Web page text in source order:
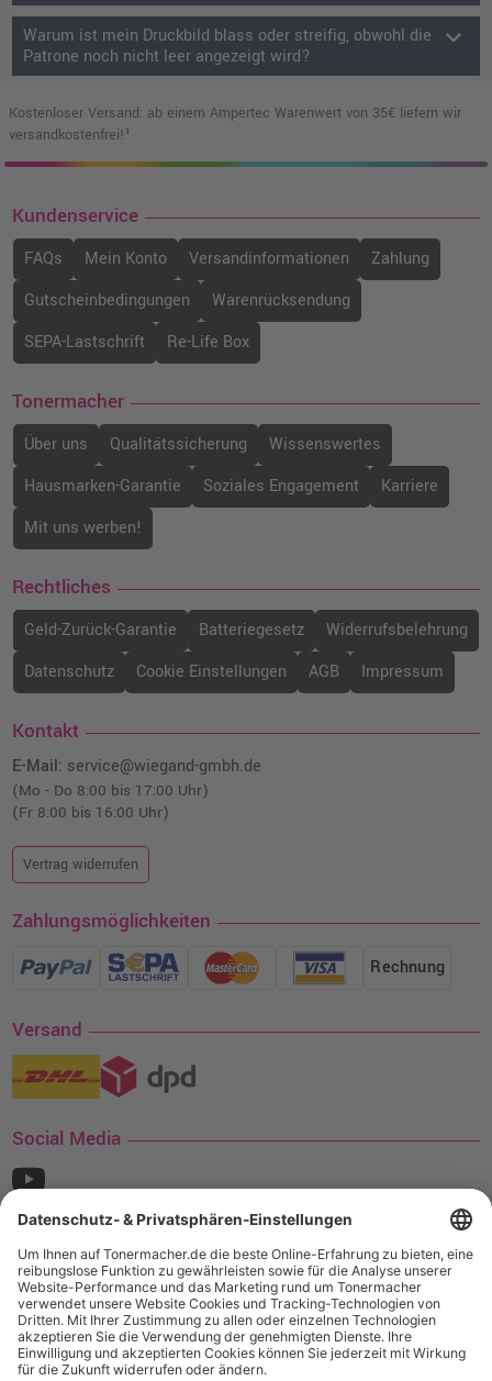
Warum ist mein Druckbild blass oder streifig, obwohl die
Patrone noch nicht leer angezeigt wird?
keyboard_arrow_down
Kostenloser Versand: ab einem Ampertec Warenwert von 35€ liefern wir
versandkostenfrei!¹
Kundenservice
FAQs Mein Konto Versandinformationen
Zahlung
Gutscheinbedingungen
Warenrücksendung
SEPA-Lastschrift
Re-Life Box
Tonermacher
Über uns Qualitätssicherung
Wissenswertes
Hausmarken-Garantie
Soziales Engagement
Karriere
Mit uns werben!
Rechtliches
Geld-Zurück-Garantie Batteriegesetz
Widerrufsbelehrung
Datenschutz
Cookie Einstellungen AGB Impressum
Kontakt
E-Mail: service@wiegand-gmbh.de
(Mo - Do 8:00 bis 17:00 Uhr)
(Fr 8:00 bis 16:00 Uhr)
Vertrag widerrufen
Zahlungsmöglichkeiten
Rechnung
Versand
Social Media
¹ Nur gültig für den Versand innerhalb Deutschlands. Befindet sich ein Warenwert
von mindestens 35€ (inkl. Mwst.) an Ampertec Artikeln in Ihrem Warenkorb, ist der
Versand für Sie kostenfrei.